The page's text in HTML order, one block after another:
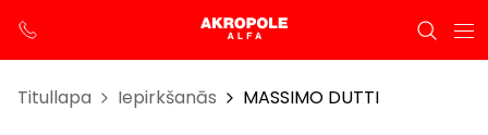
Titullapa Iepirkšanās MASSIMO DUTTI